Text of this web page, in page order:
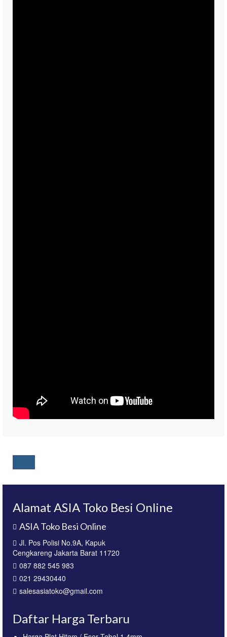
Alamat ASIA Toko Besi Online
ASIA Toko Besi Online
Jl. Pos Polisi No.9A, Kapuk
Cengkareng Jakarta Barat 11720
087 882 545 983
021 29430440
salesasiatoko@gmail.com
Daftar Harga Terbaru